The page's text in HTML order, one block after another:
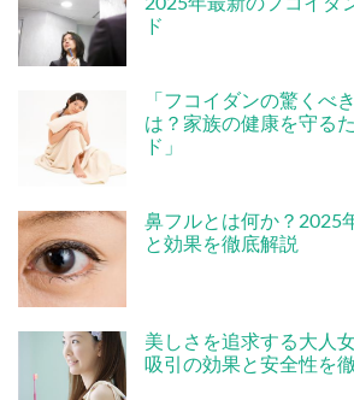
ド
「フコイダンの驚くべ
は？家族の健康を守る
ド」
鼻フルとは何か？2025
と効果を徹底解説
美しさを追求する大人
吸引の効果と安全性を